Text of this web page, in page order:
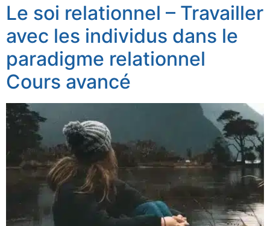
Le soi relationnel – Travailler
avec les individus dans le
paradigme relationnel
Cours avancé